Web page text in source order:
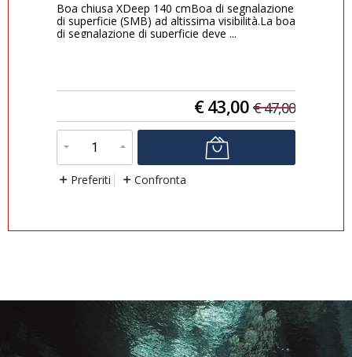
Boa chiusa XDeep 140 cmBoa di segnalazione
di superficie (SMB) ad altissima visibilità.La boa
di segnalazione di superficie deve ...
€ 43,00 €47,00
Preferiti Confronta